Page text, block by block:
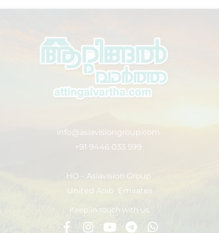
info@asiavisiongroup.com
+91 9446 033 599
HO – Asiavision Group
United Arab Emirates
Keep in touch with us.